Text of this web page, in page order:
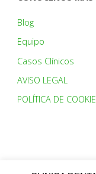
Blog
Equipo
Casos Clínicos
AVISO LEGAL
POLÍTICA DE